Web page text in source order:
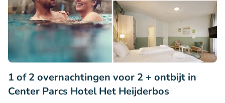
1 of 2 overnachtingen voor 2 + ontbijt in
Center Parcs Hotel Het Heijderbos